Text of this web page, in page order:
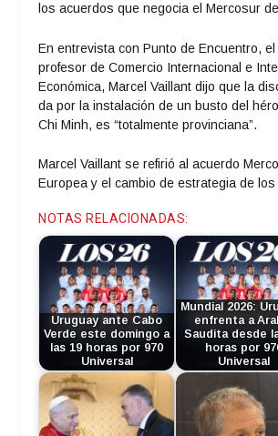
los acuerdos que negocia el Mercosur
En entrevista con Punto de Encuentro,
profesor de Comercio Internacional e
Económica, Marcel Vaillant dijo que la
da por la instalación de un busto del
Chi Minh, es “totalmente provinciana”.
Marcel Vaillant se refirió al acuerdo
Europea y el cambio de estrategia de
NOTAS RELACIONADAS:
Uruguay ante Cabo
Verde este domingo a
las 19 horas por 970
Universal
Mundial 2026:
enfrenta a
Saudita desde
horas por
Universal